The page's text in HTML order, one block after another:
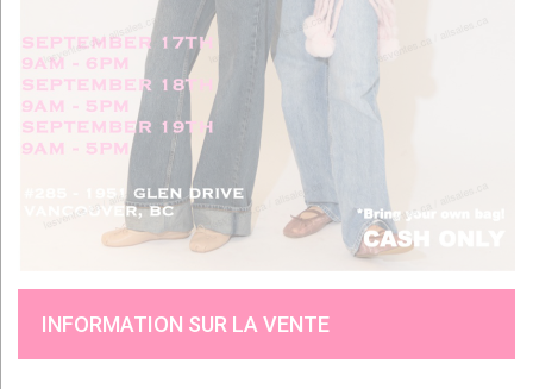
INFORMATION SUR LA VENTE